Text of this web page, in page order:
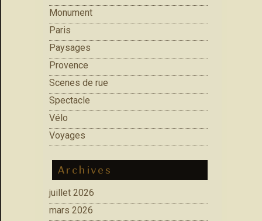
Monument
Paris
Paysages
Provence
Scenes de rue
Spectacle
Vélo
Voyages
Archives
juillet 2026
mars 2026